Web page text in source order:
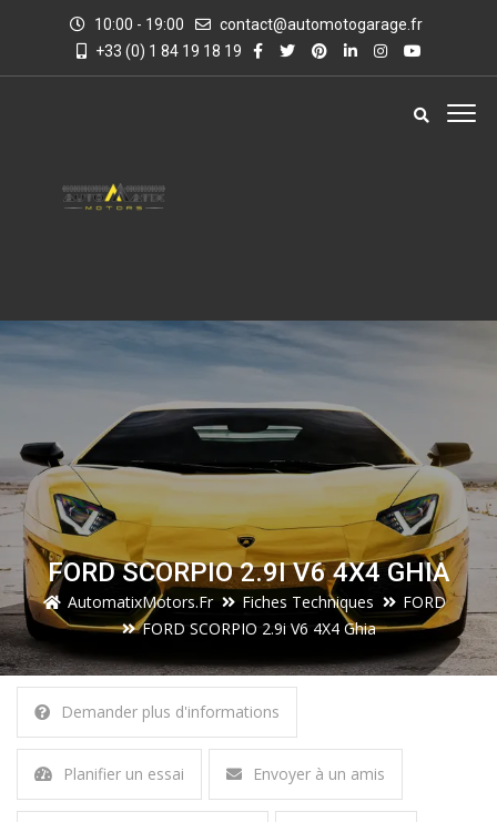
10:00 - 19:00
contact@automotogarage.fr
+33 (0) 1 84 19 18 19
FORD SCORPIO 2.9I V6 4X4 GHIA
AutomatixMotors.fr Fiches Techniques
FORD
FORD SCORPIO 2.9i V6 4X4 Ghia
Demander plus d'informations
Planifier un essai Envoyer à un amis